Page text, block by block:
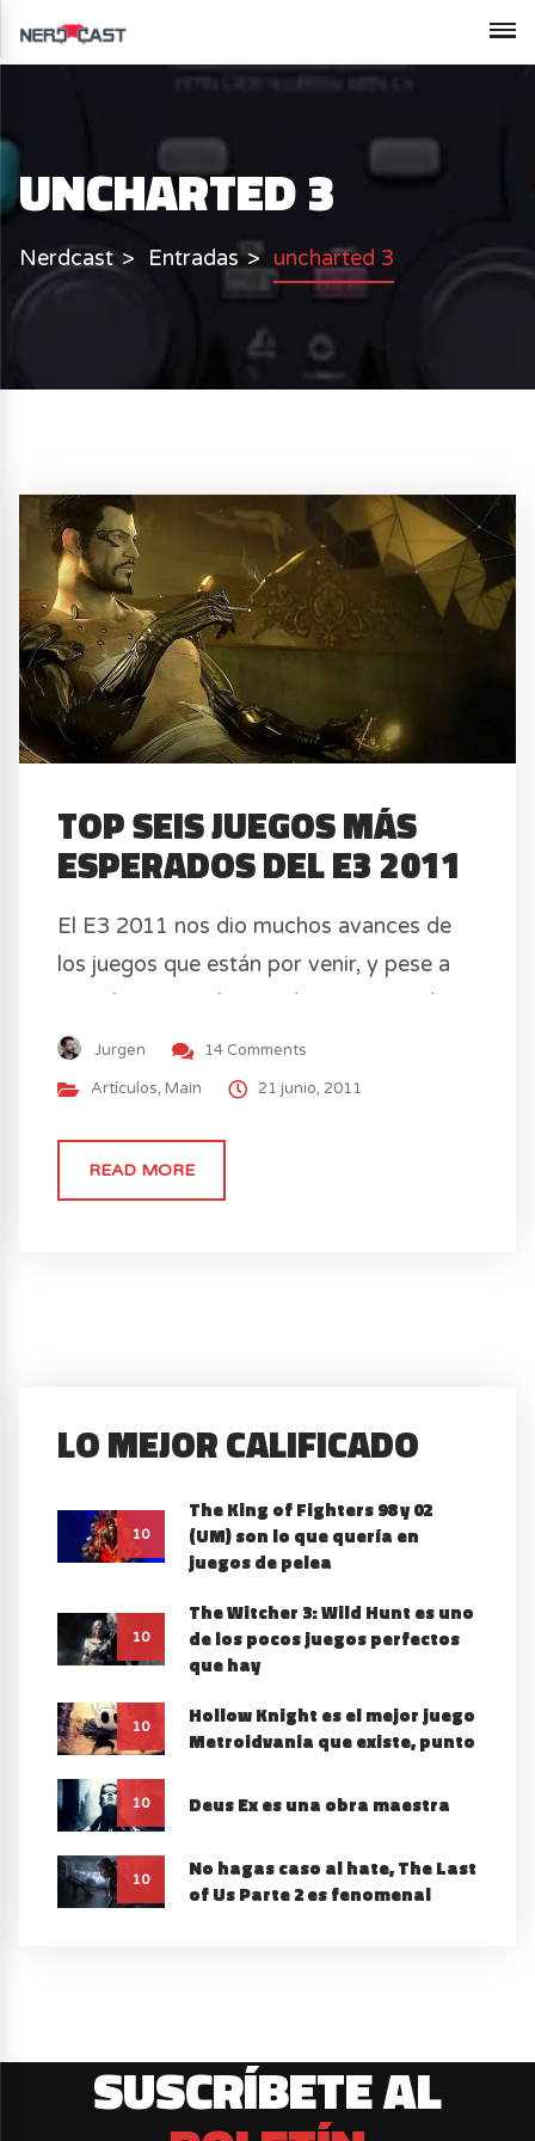
UNCHARTED 3
Nerdcast Entradas uncharted 3
TOP SEIS JUEGOS MÁS
ESPERADOS DEL E3 2011
El E3 2011 nos dio muchos avances de
los juegos que están por venir, y pese a
que el WiiU es el tema de conversación
en el mundo nerd, a mí me interesan más
los juegos.
Jurgen
14 Comments
Artículos,Main 21 junio, 2011
READ MORE
LO MEJOR CALIFICADO
10
The King of Fighters 98 y 02
(UM) son lo que quería en
juegos de pelea
10
The Witcher 3: Wild Hunt es uno
de los pocos juegos perfectos
que hay
10
Hollow Knight es el mejor juego
Metroidvania que existe, punto
10 Deus Ex es una obra maestra
10
No hagas caso al hate, The Last
of Us Parte 2 es fenomenal
SUSCRÍBETE AL